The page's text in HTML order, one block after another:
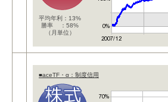
平均年利：13%
勝率 ：58%
（月単位）
■aceTF・α：制度信用